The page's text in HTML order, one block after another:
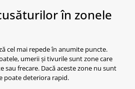
în zonele
cel mai repede în anumite puncte.
umerii și tivurile sunt zone care
sau frecare. Dacă aceste zone nu sunt
poate deteriora rapid.